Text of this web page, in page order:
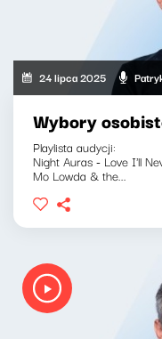
24 lipca 2025
Wybory
Playlista audycji:
Night Auras - Love I'll
Mo Lowda & the...